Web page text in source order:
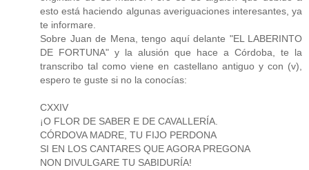
esto está haciendo algunas averiguaciones interesantes, ya
te informare.
Sobre Juan de Mena, tengo aquí delante "EL LABERINTO
DE FORTUNA" y la alusión que hace a Córdoba, te la
transcribo tal como viene en castellano antiguo y con (v),
espero te guste si no la conocías:
CXXIV
¡O FLOR DE SABER E DE CAVALLERÍA.
CÓRDOVA MADRE, TU FIJO PERDONA
SI EN LOS CANTARES QUE AGORA PREGONA
NON DIVULGARE TU SABIDURÍA!